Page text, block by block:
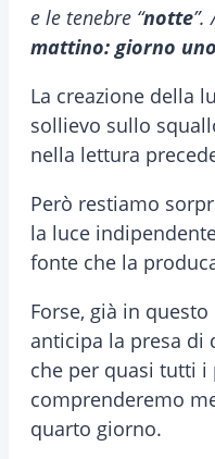
e le tenebre “notte”.
mattino: giorno uno
La creazione della
sollievo sullo
nella lettura
Però restiamo
la luce
fonte che la
Forse, già in
anticipa la presa di
che per quasi tutti
comprenderemo
quarto giorno.